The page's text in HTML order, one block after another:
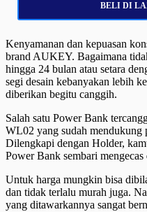
BELI DI
Kenyamanan dan kepuasan
brand AUKEY. Bagaimana
hingga 24 bulan atau setara
segi desain kebanyakan lebih
diberikan begitu canggih.
Salah satu Power Bank
WL02 yang sudah mendukung
Dilengkapi dengan Holder,
Power Bank sembari
Untuk harga mungkin bisa
dan tidak terlalu murah juga.
yang ditawarkannya sangat